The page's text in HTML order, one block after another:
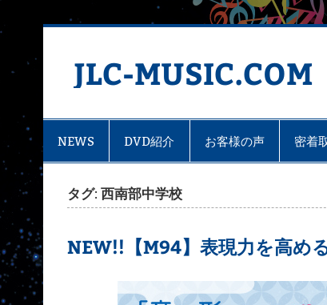
Skip
JLC-MUSIC.COM
NEWS DVD紹介 お客様の声 密着
タグ: 西南部中学校
NEW!!【M94】表現力を高め